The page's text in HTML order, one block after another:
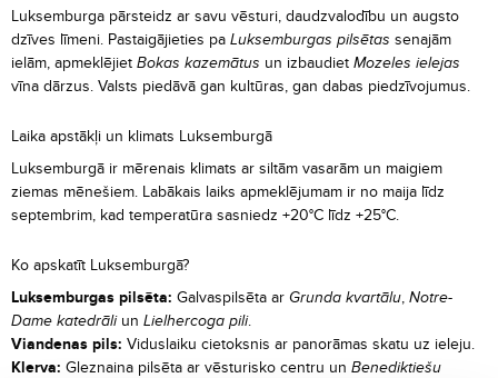
Luksemburga pārsteidz ar savu vēsturi, daudzvalodību un augsto
dzīves līmeni. Pastaigājieties pa Luksemburgas pilsētas senajām
ielām, apmeklējiet Bokas kazemātus un izbaudiet Mozeles ielejas
vīna dārzus. Valsts piedāvā gan kultūras, gan dabas piedzīvojumus.
Laika apstākļi un klimats Luksemburgā
Luksemburgā ir mērenais klimats ar siltām vasarām un maigiem
ziemas mēnešiem. Labākais laiks apmeklējumam ir no maija līdz
septembrim, kad temperatūra sasniedz +20°C līdz +25°C.
Ko apskatīt Luksemburgā?
Luksemburgas pilsēta: Galvaspilsēta ar Grunda kvartālu, Notre-
Dame katedrāliun Lielhercoga pili.
Viandenas pils: Viduslaiku cietoksnis ar panorāmas skatu uz ieleju.
Klerva: Gleznaina pilsēta ar vēsturisko centru un Benediktiešu